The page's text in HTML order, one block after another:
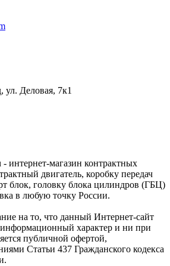
Деловая, 7к1
интернет-магазин контрактных
двигатель, коробку передач
головку блока цилиндров (ГБЦ)
в любую точку России.
на то, что данный Интернет-сайт
характер и ни при
публичной офертой,
Статьи 437 Гражданского кодекса